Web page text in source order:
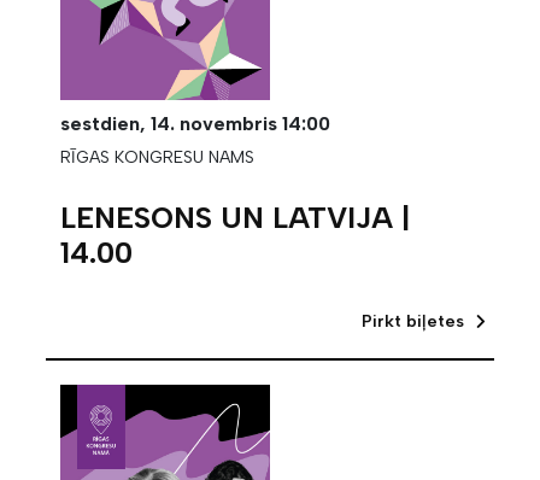
sestdien, 14. novembris 14:00
RĪGAS KONGRESU NAMS
LENESONS UN LATVIJA |
14.00
Pirkt biļetes